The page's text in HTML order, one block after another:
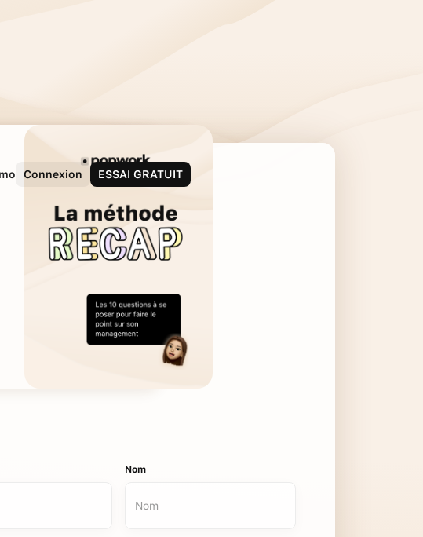
Connexion ESSAI GRATUIT
Nom